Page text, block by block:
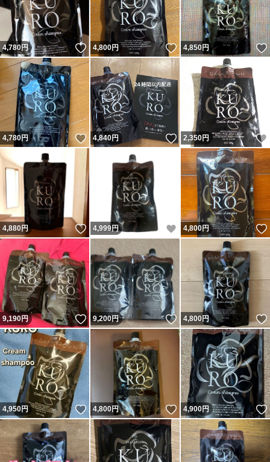
4,780円 いいね！
4,800円 いいね！
4,850円
4,780円 いいね！
4,840円 いいね！
2,350円
4,880円 いいね！
4,999円 いいね！
4,800円
9,190円 いいね！
9,200円 いいね！
4,800円
4,950円 いいね！
4,800円 いいね！
4,900円